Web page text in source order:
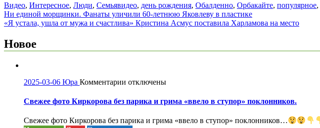
Видео, Интересное, Люди, Семьявидео, день рождения, Обалденно, Орбакайте, популярное,
Навигация
по
записям
Ни единой морщинки. Фанаты уличили 60-летнюю Яковлеву в пластике
«Я устала, ушла от мужа и счастлива» Кристина Асмус поставила Харламова на место
Новое
2025-03-06 Юра Комментарии к
Свежее
фото
без
отключены
Свежее фото Киркорова без парика и грима «ввело в ступор» поклонников.
Свежее фото Киркорова без парика и грима «ввело в ступор» поклонников…